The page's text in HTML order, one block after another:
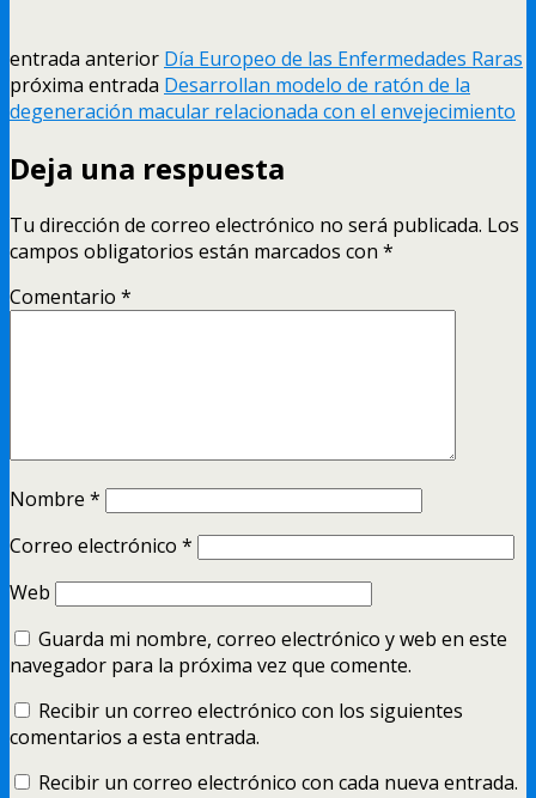
entrada anterior Dí­a Europeo de las Enfermedades Raras
próxima entrada Desarrollan modelo de ratón de la
degeneración macular relacionada con el envejecimiento
Deja una respuesta
Tu dirección de correo electrónico no será publicada. Los
campos obligatorios están marcados con *
Comentario *
Nombre *
Correo electrónico *
Web
Guarda mi nombre, correo electrónico y web en este
navegador para la próxima vez que comente.
Recibir un correo electrónico con los siguientes
comentarios a esta entrada.
Recibir un correo electrónico con cada nueva entrada.